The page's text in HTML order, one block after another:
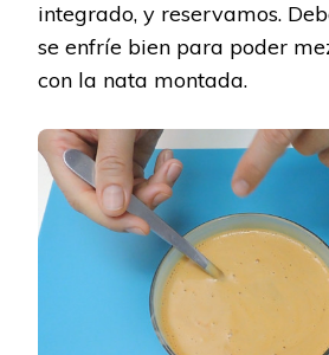
integrado, y reservamos.
se enfríe bien para poder
con la nata montada.